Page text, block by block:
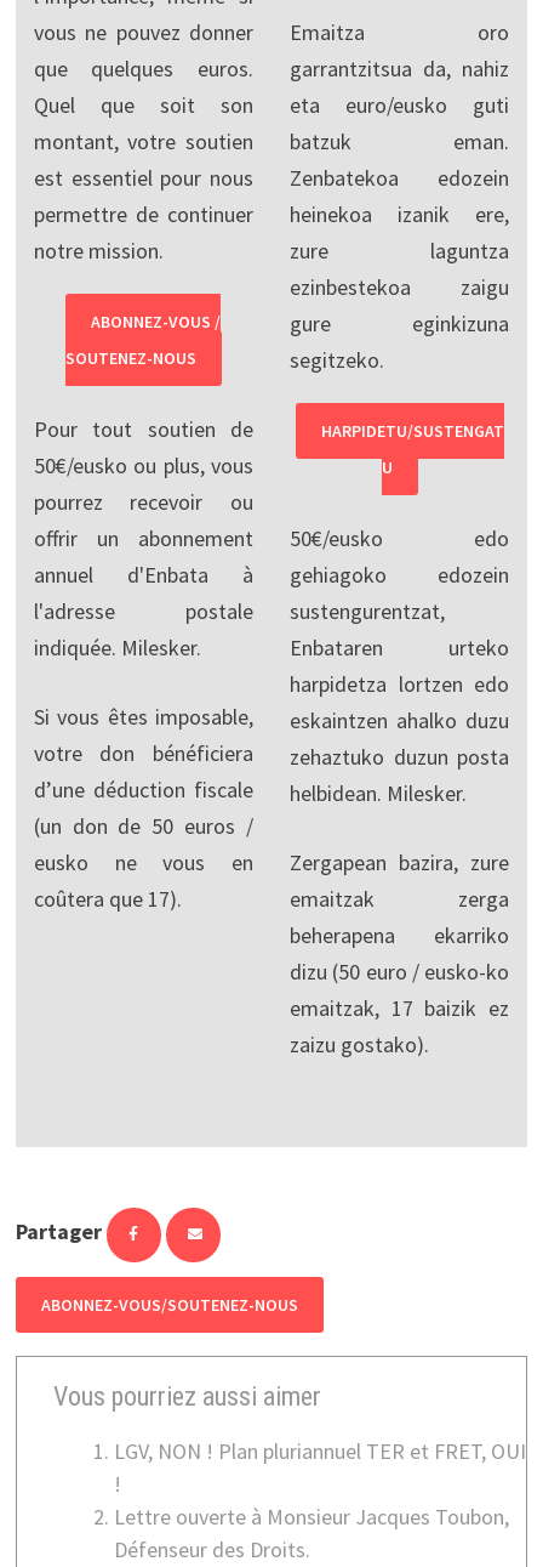
vous ne pouvez donner
que quelques euros.
Quel que soit son
montant, votre soutien
est essentiel pour nous
permettre de continuer
notre mission.
ABONNEZ-VOUS /
SOUTENEZ-NOUS
Pour tout soutien de
50€/eusko ou plus, vous
pourrez recevoir ou
offrir un abonnement
annuel d'Enbata à
l'adresse postale
indiquée. Milesker.
Si vous êtes imposable,
votre don bénéficiera
d’une déduction fiscale
(un don de 50 euros /
eusko ne vous en
coûtera que 17).
Emaitza oro
garrantzitsua da, nahiz
eta euro/eusko guti
batzuk eman.
Zenbatekoa edozein
heinekoa izanik ere,
zure laguntza
ezinbestekoa zaigu
gure eginkizuna
segitzeko.
HARPIDETU/SUSTENGAT
U
50€/eusko edo
gehiagoko edozein
sustengurentzat,
Enbataren urteko
harpidetza lortzen edo
eskaintzen ahalko duzu
zehaztuko duzun posta
helbidean. Milesker.
Zergapean bazira, zure
emaitzak zerga
beherapena ekarriko
dizu (50 euro / eusko-ko
emaitzak, 17 baizik ez
zaizu gostako).
Partager
ABONNEZ-VOUS/SOUTENEZ-NOUS
Vous pourriez aussi aimer
LGV, NON ! Plan pluriannuel TER et FRET, OUI
!
Lettre ouverte à Monsieur Jacques Toubon,
Défenseur des Droits.